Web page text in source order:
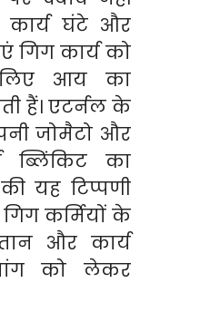
कार्य घंटे और
गिग कार्य को
आय का
हैं। एटर्नल के
जोमैटो और
ब्लिंकिट का
यह टिप्पणी
कर्मियों के
और कार्य
मांग को लेकर